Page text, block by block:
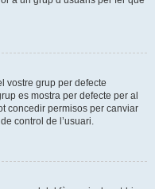
vostre grup per defecte
es mostra per defecte per al
concedir permisos per canviar
control de l’usuari.